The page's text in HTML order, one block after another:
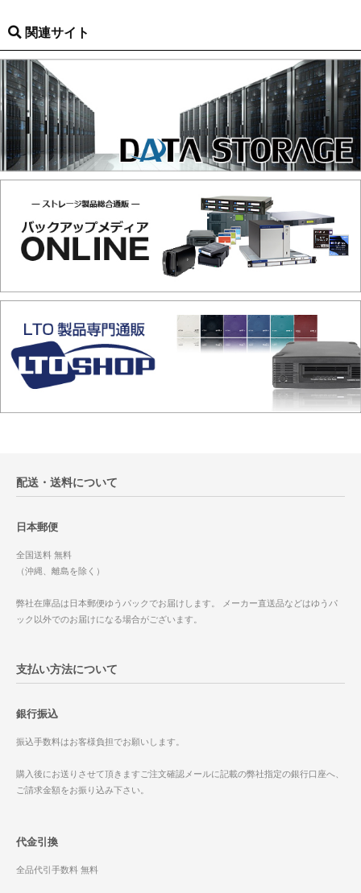
関連サイト
配送・送料について
日本郵便
全国送料 無料
（沖縄、離島を除く）
弊社在庫品は日本郵便ゆうパックでお届けします。 メーカー直送品などはゆうパ
ック以外でのお届けになる場合がございます。
支払い方法について
銀行振込
振込手数料はお客様負担でお願いします。
購入後にお送りさせて頂きますご注文確認メールに記載の弊社指定の銀行口座へ、
ご請求金額をお振り込み下さい。
代金引換
全品代引手数料 無料